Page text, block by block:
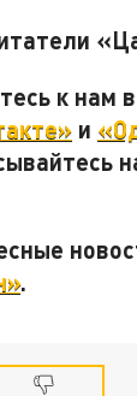
к нам
и
.